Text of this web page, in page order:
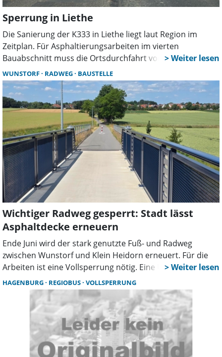
Sperrung in Liethe
Die Sanierung der K333 in Liethe liegt laut Region im
Zeitplan. Für Asphaltierungsarbeiten im vierten
Bauabschnitt muss die Ortsdurchfahrt vom 1. bis 3. Juli
aber erneut voll gesperrt werden. Der Verkehr wird
großräumig umgeleitet. Die Fertigstellung ist nun bereits
für Ende Juli geplant.
WUNSTORF RADWEG BAUSTELLE
Wichtiger Radweg gesperrt: Stadt lässt
Asphaltdecke erneuern
Ende Juni wird der stark genutzte Fuß- und Radweg
zwischen Wunstorf und Klein Heidorn erneuert. Für die
Arbeiten ist eine Vollsperrung nötig. Eine Umleitung wird
eingerichtet, Schulen werden gesondert informiert.
HAGENBURG REGIOBUS VOLLSPERRUNG